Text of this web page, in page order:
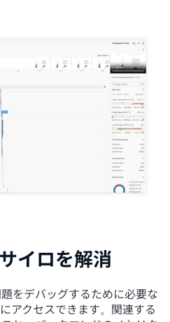
イロを解消
をデバッグするために必要な
アクセスできます。関連する